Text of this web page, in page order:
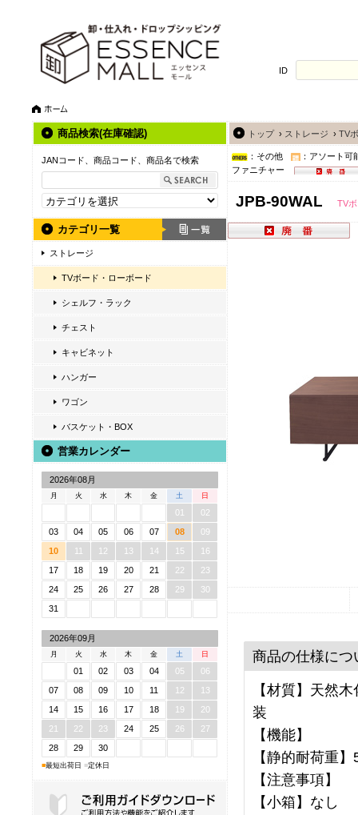
ID
商品検索(在庫確認)
JANコード、商品コード、商品名で検索
カテゴリ一覧
ストレージ
TVボード・ローボード
シェルフ・ラック
チェスト
キャビネット
ハンガー
ワゴン
バスケット・BOX
営業カレンダー
2026年08月
月 火 水 木 金 土 日
01
02
03
04 05 06 07 08
09
10
11 12 13 14 15
16
17
18 19 20 21 22
23
24
25 26 27 28 29
30
31
2026年09月
月 火 水 木 金 土 日
01 02 03 04 05
06
07
08 09 10 11 12
13
14
15 16 17 18 19
20
21
22 23 24 25 26
27
28
29 30
■最短出荷日 ■定休日
トップ› ストレージ › TV
：その他
：アソート可
ファニチャー
JPB-90WAL TV
商品の仕様につ
【材質】天然
装
【機能】
【静的耐荷重
【注意事項】
【小箱】なし